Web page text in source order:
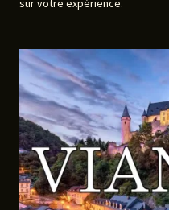
sur votre expérience.